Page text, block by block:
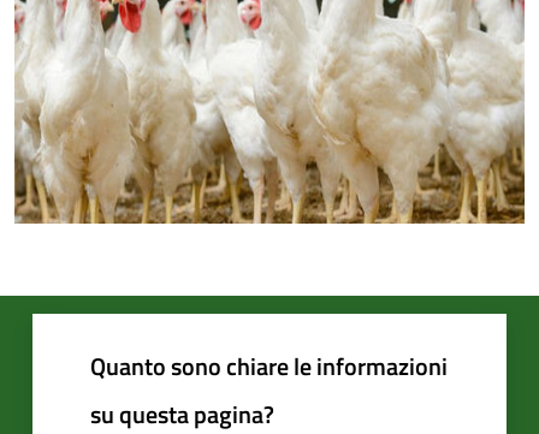
Quanto sono chiare le informazioni
su questa pagina?